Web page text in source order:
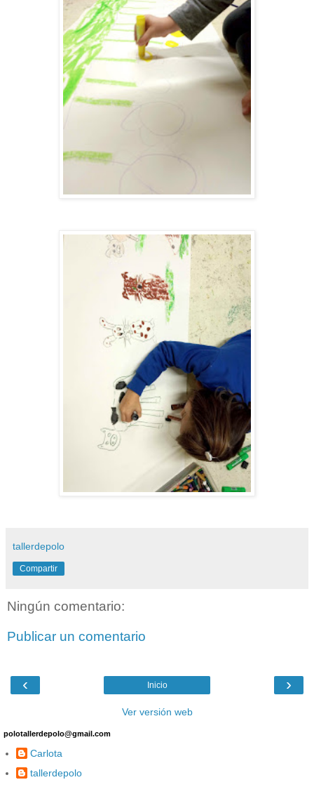
tallerdepolo
Compartir
Ningún comentario:
Publicar un comentario
‹ ›
Inicio
Ver versión web
polotallerdepolo@gmail.com
Carlota
tallerdepolo